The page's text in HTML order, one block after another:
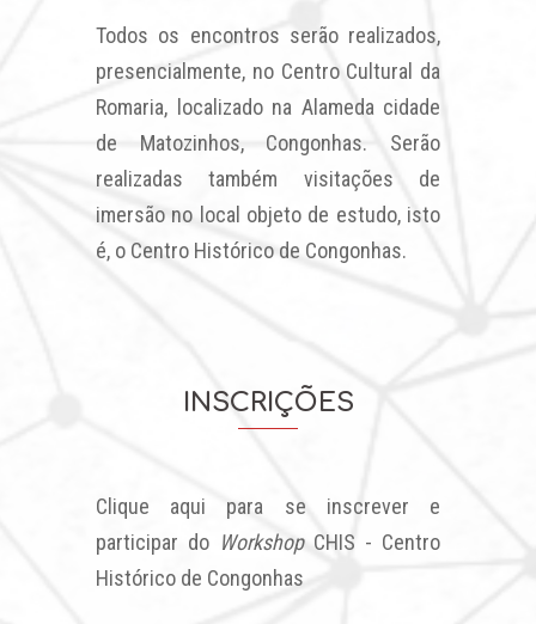
Todos os encontros serão realizados,
presencialmente, no Centro Cultural da
Romaria, localizado na Alameda cidade
de Matozinhos, Congonhas. Serão
realizadas também visitações de
imersão no local objeto de estudo, isto
é, o Centro Histórico de Congonhas.
INSCRIÇÕES
Clique aqui para se inscrever e
participar do Workshop CHIS - Centro
Histórico de Congonhas